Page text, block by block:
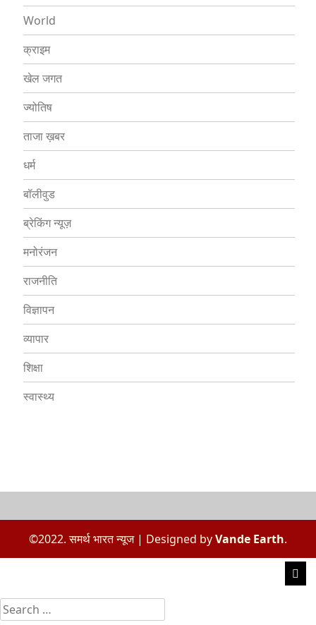
World
क्राइम
खेल जगत
ज्योतिष
ताजा ख़बर
धर्म
बॉलीवुड
ब्रेकिंग न्यूज़
मनोरंजन
राजनीति
विज्ञापन
व्यापार
शिक्षा
स्वास्थ्य
©2022. समर्थ भारत न्यूज | Designed byVande Earth.
Search